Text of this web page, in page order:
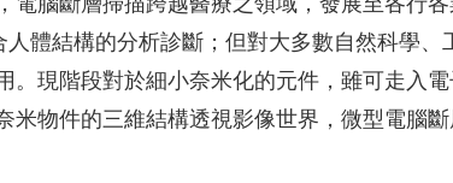
體結構的分析診斷；但對大多數自然科學
。現階段對於細小奈米化的元件，雖可走入
米物件的三維結構透視影像世界，微型電腦斷